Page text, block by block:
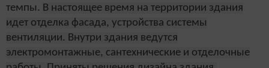
темпы. В настоящее время на территории здания
идет отделка фасада, устройства системы
вентиляции. Внутри здания ведутся
электромонтажные, сантехнические и отделочные